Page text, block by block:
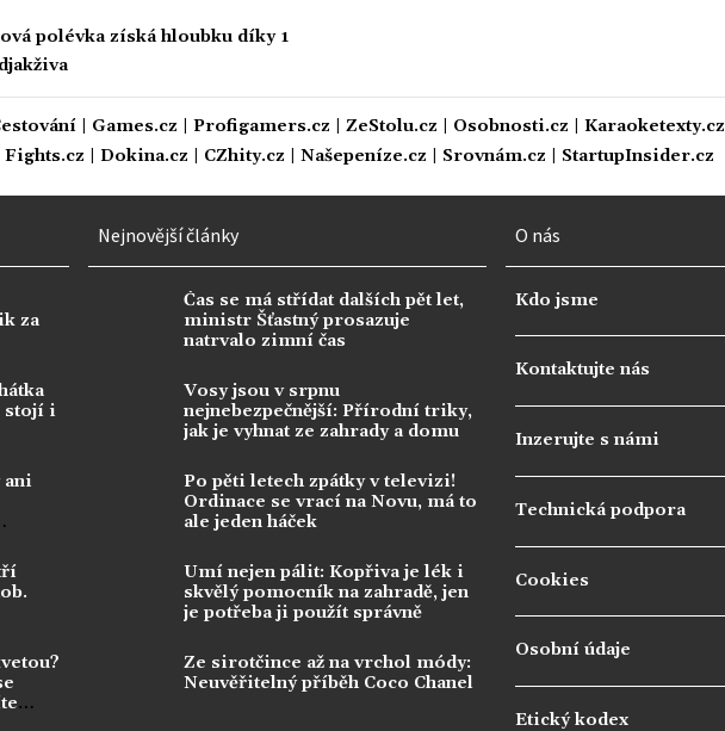
polévka získá hloubku díky 1
Games.cz Profigamers.cz ZeStolu.cz Osobnosti.cz Karaoketexty.cz
Fights.cz Dokina.cz CZhity.cz Našepeníze.cz Srovnám.cz StartupInsider.cz
za
stojí i
ani
Nejnovější články
Čas se má střídat dalších pět let,
ministr Šťastný prosazuje
natrvalo zimní čas
Vosy jsou v srpnu
nejnebezpečnější: Přírodní triky,
jak je vyhnat ze zahrady a domu
Po pěti letech zpátky v televizi!
Ordinace se vrací na Novu, má to
ale jeden háček
Umí nejen pálit: Kopřiva je lék i
skvělý pomocník na zahradě, jen
je potřeba ji použít správně
Ze sirotčince až na vrchol módy:
Neuvěřitelný příběh Coco Chanel
O nás
Kdo jsme
Kontaktujte nás
Inzerujte s námi
Technická podpora
Cookies
Osobní údaje
Etický kodex